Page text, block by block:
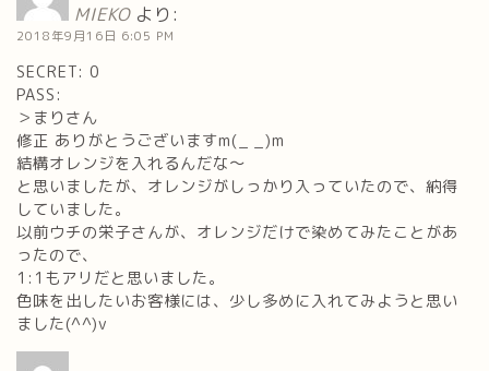
MIEKO より:
2018年9月16日 6:05 PM
SECRET: 0
PASS:
＞まりさん
修正 ありがとうございますm(_ _)m
結構オレンジを入れるんだな～
と思いましたが、オレンジがしっかり入っていたので、納得
していました。
以前ウチの栄子さんが、オレンジだけで染めてみたことがあ
ったので、
1:1もアリだと思いました。
色味を出したいお客様には、少し多めに入れてみようと思い
ました(^^)v